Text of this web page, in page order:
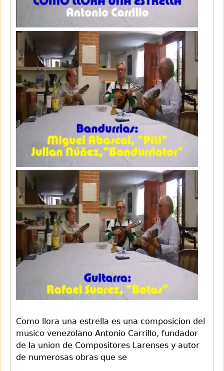
Como llora una estrella es una composicion del
musico venezolano Antonio Carrillo, fundador
de la union de Compositores Larenses y autor
de numerosas obras que se